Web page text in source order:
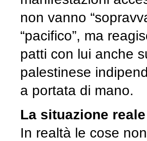
non vanno
“pacifico”, ma
patti con lui anche
palestinese
a portata di mano.
La situazione reale
In realtà le cose